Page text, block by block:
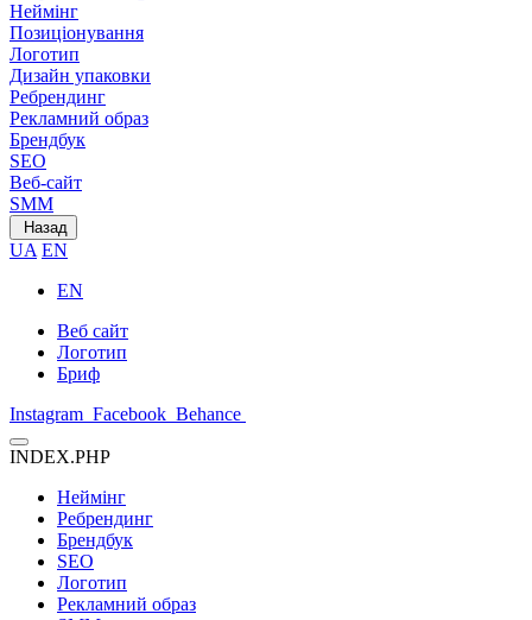
Неймінг
Позиціонування
Логотип
Дизайн упаковки
Ребрендинг
Рекламний образ
Брендбук
SEO
Веб-сайт
SMM
Назад
UA EN
EN
Веб сайт
Логотип
Бриф
Instagram Facebook Behance
INDEX.PHP
Неймінг
Ребрендинг
Брендбук
SEO
Логотип
Рекламний образ